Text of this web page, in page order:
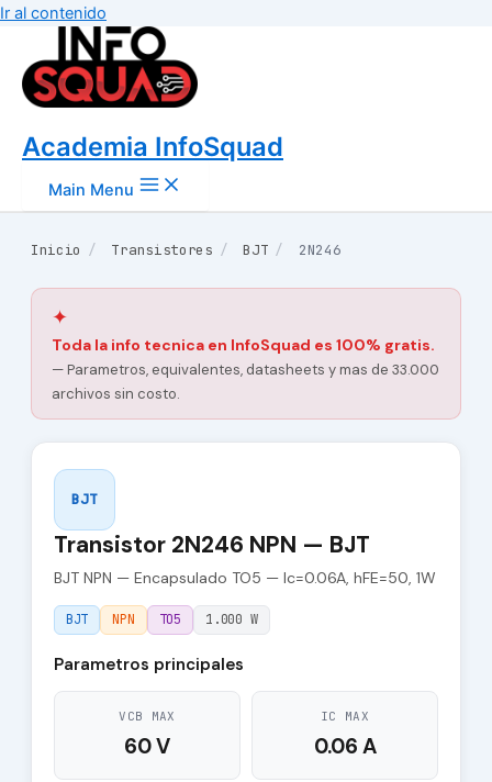
Ir al contenido
Academia InfoSquad
Main Menu
Inicio / Transistores / BJT / 2N246
✦
Toda la info tecnica en InfoSquad es 100% gratis.
— Parametros, equivalentes, datasheets y mas de 33.000
archivos sin costo.
BJT
Transistor 2N246 NPN — BJT
BJT NPN — Encapsulado TO5 — Ic=0.06A, hFE=50, 1W
BJT NPN TO5 1.000 W
Parametros principales
VCB MAX
60 V
IC MAX
0.06 A